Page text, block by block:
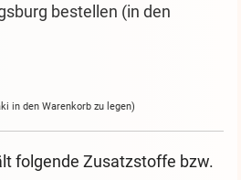
bestellen (in den
in den Warenkorb zu legen)
folgende Zusatzstoffe bzw.